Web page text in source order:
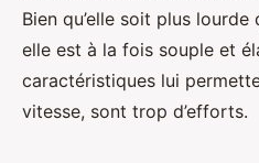
Bien qu’elle soit plus
elle est à la fois souple et
caractéristiques lui
vitesse, sont trop d’efforts.